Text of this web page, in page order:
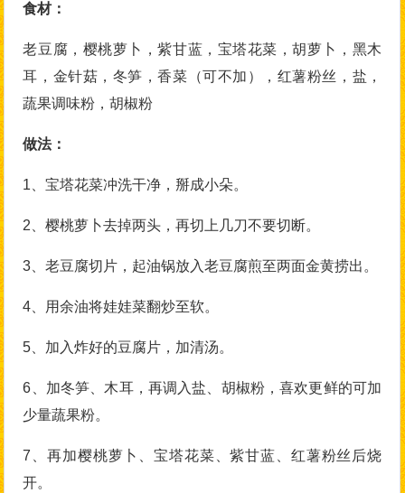
食材：
老豆腐，樱桃萝卜，紫甘蓝，宝塔花菜，胡萝卜，黑木
耳，金针菇，冬笋，香菜（可不加），红薯粉丝，盐，
蔬果调味粉，胡椒粉
做法：
1、宝塔花菜冲洗干净，掰成小朵。
2、樱桃萝卜去掉两头，再切上几刀不要切断。
3、老豆腐切片，起油锅放入老豆腐煎至两面金黄捞出。
4、用余油将娃娃菜翻炒至软。
5、加入炸好的豆腐片，加清汤。
6、加冬笋、木耳，再调入盐、胡椒粉，喜欢更鲜的可加
少量蔬果粉。
7、再加樱桃萝卜、宝塔花菜、紫甘蓝、红薯粉丝后烧
开。